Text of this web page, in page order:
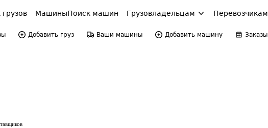
МашиныПоиск машин Грузовладельцам Перевозчикам
Добавить груз Ваши машины Добавить машину Заказы